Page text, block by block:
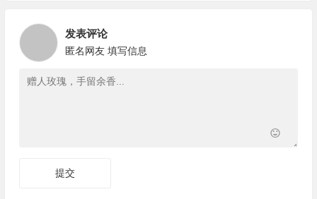
发表评论
匿名网友 填写信息